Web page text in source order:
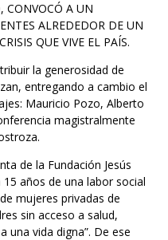
CONVOCÓ A UN
ALREDEDOR DE UN
QUE VIVE EL PAÍS.
la generosidad de
entregando a cambio el
Mauricio Pozo, Alberto
magistralmente
de la Fundación Jesús
años de una labor social
mujeres privadas de
sin acceso a salud,
una vida digna”. De ese